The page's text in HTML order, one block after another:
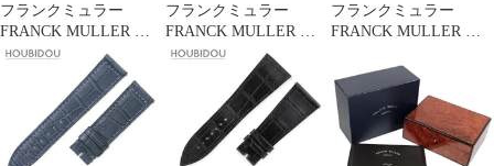
フランクミュラー
FRANCK MULLER 腕
時計パーツ マスタース
クエア 6000 H用 クロコ
バンド クロコダイル ブ
ラウン 未使用 純正 替
え シャイニー 艶 26mm
ブラウン 茶 【中古】
フランクミュラー
FRANCK MULLER 腕
時計パーツ マスタース
クエア 6000 KING用 ク
ロコバンド クロコダイ
ル ブラウン 未使用 純
正 ベルト マット 30mm
ブラウン 茶 【中古】
フランクミュラー
FRANCK MULLER 腕
クエア 6000 KING用 ク
ロコバンド クロコダイ
ル ブルー 未使用 純正
シャイニー 艶 30mm ブ
ルー 青 【中古】